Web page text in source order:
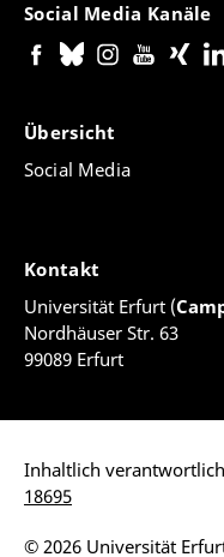
Social Media Kanäle
Übersicht
Social Media
Kontakt
Universität Erfurt (
Nordhäuser Str. 63
99089 Erfurt
Inhaltlich
18695
© 2026 Universität